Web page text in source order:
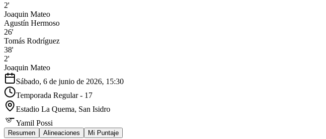
2'
Joaquin Mateo
Agustín Hermoso
26'
Tomás Rodríguez
38'
2'
Joaquin Mateo
Sábado, 6 de junio de 2026, 15:30
Temporada Regular - 17
Estadio La Quema, San Isidro
Yamil Possi
Resumen Alineaciones Mi Puntaje